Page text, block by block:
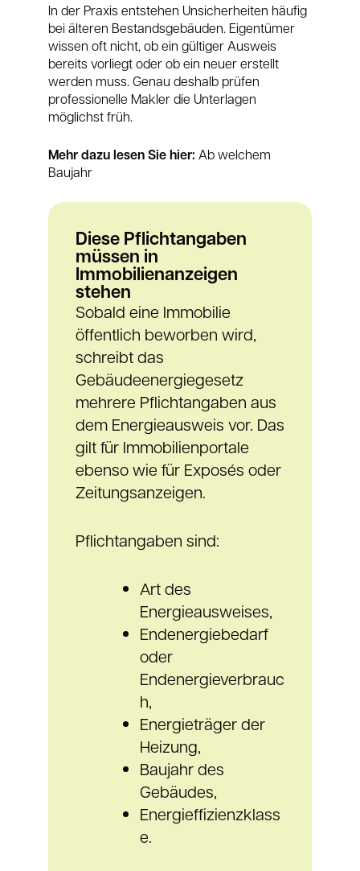
In der Praxis entstehen Unsicherheiten häufig
bei älteren Bestandsgebäuden. Eigentümer
wissen oft nicht, ob ein gültiger Ausweis
bereits vorliegt oder ob ein neuer erstellt
werden muss. Genau deshalb prüfen
professionelle Makler die Unterlagen
möglichst früh.
Mehr dazu lesen Sie hier: Ab welchem
Baujahr
Diese Pflichtangaben
müssen in
Immobilienanzeigen
stehen
Sobald eine Immobilie
öffentlich beworben wird,
schreibt das
Gebäudeenergiegesetz
mehrere Pflichtangaben aus
dem Energieausweis vor. Das
gilt für Immobilienportale
ebenso wie für Exposés oder
Zeitungsanzeigen.
Pflichtangaben sind:
Art des
Energieausweises,
Endenergiebedarf
oder
Endenergieverbrauc
h,
Energieträger der
Heizung,
Baujahr des
Gebäudes,
Energieffizienzklass
e.